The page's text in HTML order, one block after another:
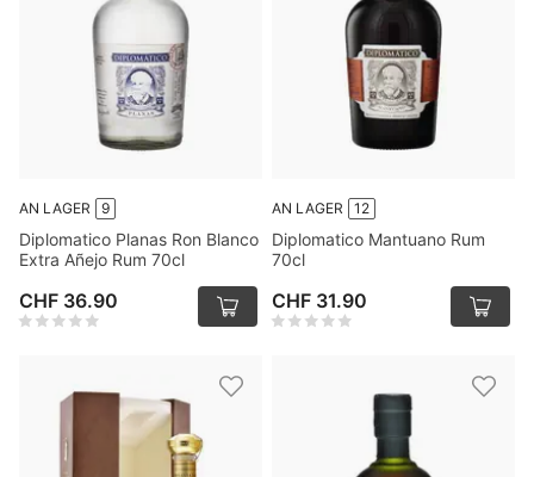
AN LAGER 9
Diplomatico Planas Ron Blanco
Extra Añejo Rum 70cl
CHF 36.90
AN LAGER 12
Diplomatico Mantuano Rum
70cl
CHF 31.90